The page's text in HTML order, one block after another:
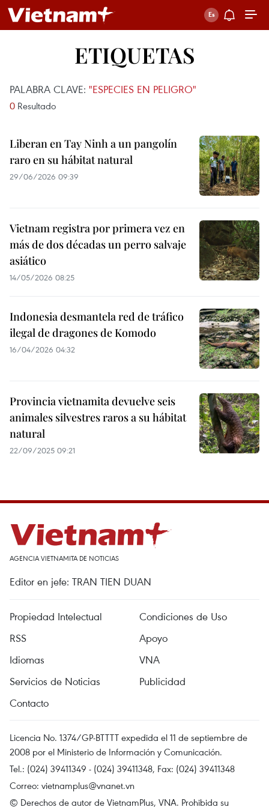
ETIQUETAS
PALABRA CLAVE: "ESPECIES EN PELIGRO"
0 Resultado
Liberan en Tay Ninh a un pangolín
raro en su hábitat natural
29/06/2026 09:39
Vietnam registra por primera vez en
más de dos décadas un perro salvaje
asiático
14/05/2026 08:25
Indonesia desmantela red de tráfico
ilegal de dragones de Komodo
16/04/2026 04:32
Provincia vietnamita devuelve seis
animales silvestres raros a su hábitat
natural
22/09/2025 09:21
AGENCIA VIETNAMITA DE NOTICIAS
Editor en jefe: TRAN TIEN DUAN
Propiedad Intelectual
Condiciones de Uso
RSS
Apoyo
Idiomas
VNA
Servicios de Noticias
Publicidad
Contacto
Licencia No. 1374/GP-BTTTT expedida el 11 de septiembre de
2008 por el Ministerio de Información y Comunicación.
Tel.: (024) 39411349 - (024) 39411348, Fax: (024) 39411348
Correo: vietnamplus@vnanet.vn
© Derechos de autor de VietnamPlus, VNA. Prohibida su